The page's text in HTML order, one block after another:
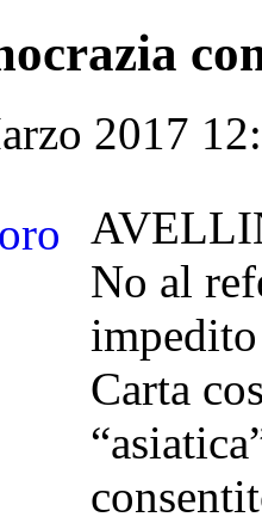
2017
No al
Carta